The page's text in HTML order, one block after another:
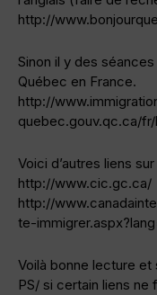
http://
Sinon il y des
Québec en France.
http://
quebec.gouv.qc.ca/
Voici d’autres liens
http://www.cic.gc.ca/
http://
te-
Voilà bonne lecture
PS/ si certain liens